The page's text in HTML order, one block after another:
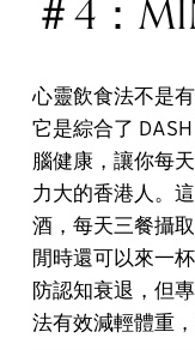
＃4：
心靈飲食法不是
它是綜合了
腦健康，讓你每
力大的香港人。
酒，每天三餐攝
閒時還可以來一
防認知衰退，但
法有效減輕體重